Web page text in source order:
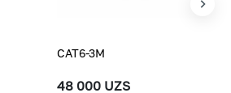
48 000 UZS
CAT6-3M